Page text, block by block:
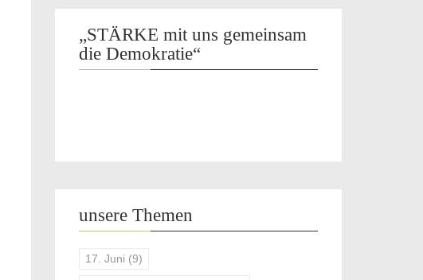
„STÄRKE mit uns gemeinsam
die Demokratie“
unsere Themen
17. Juni (9)